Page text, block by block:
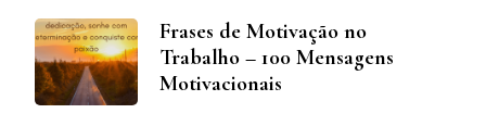
Frases de Motivação no
Trabalho – 100 Mensagens
Motivacionais